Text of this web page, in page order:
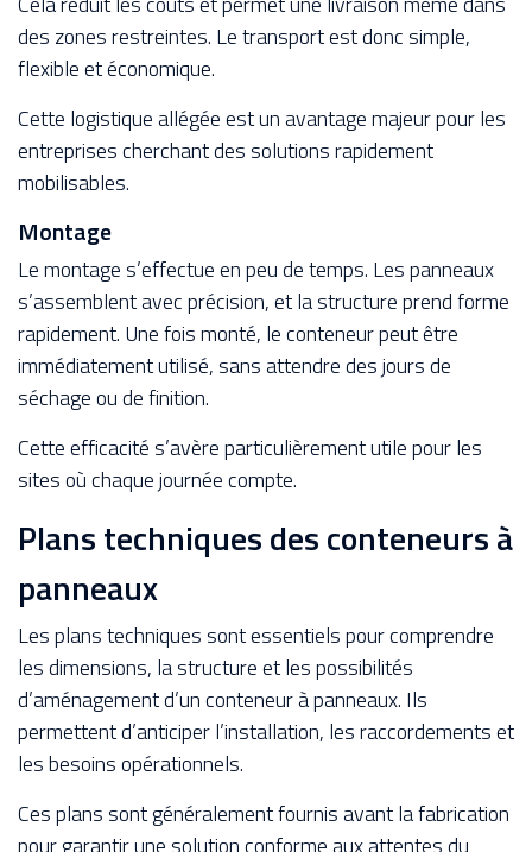
des zones restreintes. Le transport est donc simple,
flexible et économique.
Cette logistique allégée est un avantage majeur pour les
entreprises cherchant des solutions rapidement
mobilisables.
Montage
Le montage s’effectue en peu de temps. Les panneaux
s’assemblent avec précision, et la structure prend forme
rapidement. Une fois monté, le conteneur peut être
immédiatement utilisé, sans attendre des jours de
séchage ou de finition.
Cette efficacité s’avère particulièrement utile pour les
sites où chaque journée compte.
Plans techniques des conteneurs à
panneaux
Les plans techniques sont essentiels pour comprendre
les dimensions, la structure et les possibilités
d’aménagement d’un conteneur à panneaux. Ils
permettent d’anticiper l’installation, les raccordements et
les besoins opérationnels.
Ces plans sont généralement fournis avant la fabrication
pour garantir une solution conforme aux attentes du